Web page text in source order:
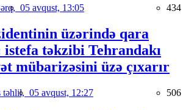
05 avqust, 13:05 434
üzərində qara
təkzibi Tehrandakı
mübarizəsini üzə çıxarır
təhlil, 05 avqust, 12:27 506